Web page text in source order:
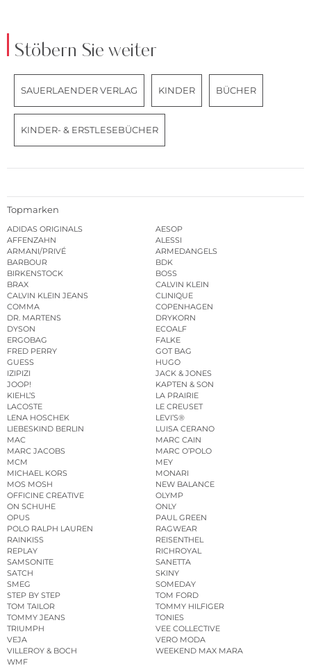
Stöbern Sie weiter
SAUERLAENDER VERLAG KINDER BÜCHER
KINDER- & ERSTLESEBÜCHER
Topmarken
ADIDAS ORIGINALS
AESOP
AFFENZAHN
ALESSI
ARMANI/PRIVÉ
ARMEDANGELS
BARBOUR
BDK
BIRKENSTOCK
BOSS
BRAX
CALVIN KLEIN
CALVIN KLEIN JEANS
CLINIQUE
COMMA
COPENHAGEN
DR. MARTENS
DRYKORN
DYSON
ECOALF
ERGOBAG
FALKE
FRED PERRY
GOT BAG
GUESS
HUGO
IZIPIZI
JACK & JONES
JOOP!
KAPTEN & SON
KIEHL’S
LA PRAIRIE
LACOSTE
LE CREUSET
LENA HOSCHEK
LEVI’S®
LIEBESKIND BERLIN
LUISA CERANO
MAC
MARC CAIN
MARC JACOBS
MARC O’POLO
MCM
MEY
MICHAEL KORS
MONARI
MOS MOSH
NEW BALANCE
OFFICINE CREATIVE
OLYMP
ON SCHUHE
ONLY
OPUS
PAUL GREEN
POLO RALPH LAUREN
RAGWEAR
RAINKISS
REISENTHEL
REPLAY
RICHROYAL
SAMSONITE
SANETTA
SATCH
SKINY
SMEG
SOMEDAY
STEP BY STEP
TOM FORD
TOM TAILOR
TOMMY HILFIGER
TOMMY JEANS
TONIES
TRIUMPH
VEE COLLECTIVE
VEJA
VERO MODA
VILLEROY & BOCH
WEEKEND MAX MARA
WMF